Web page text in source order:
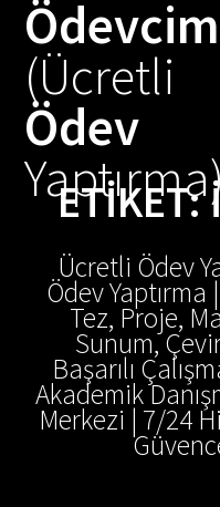
Ödevcim
(Ücretli
Ödev
Yaptırma)
ETIKET:
Ücretli Ödev
Ödev
Tez, Proje,
Sunum,
Başarılı
Akademik
Merkezi | 7/24